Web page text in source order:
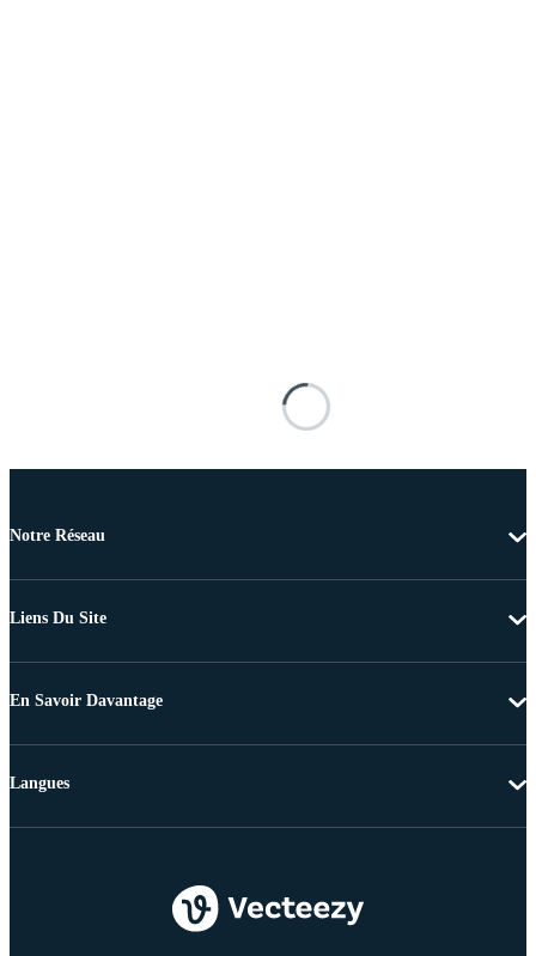
Notre Réseau
Liens Du Site
En Savoir Davantage
Langues